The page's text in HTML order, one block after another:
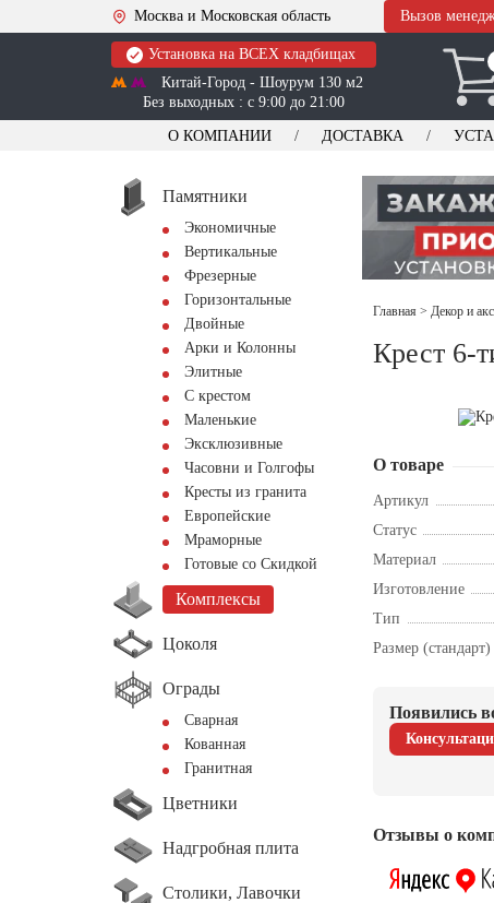
Москва и Московская область Вызов
Установка на ВСЕХ кладбищах
Китай-Город - Шоурум 130 м2
Без выходных : с 9:00 до 21:00
О КОМПАНИИ ДОСТАВКА
Памятники
Экономичные
Вертикальные
Фрезерные
Горизонтальные
Двойные
Арки и Колонны
Элитные
С крестом
Маленькие
Эксклюзивные
Часовни и Голгофы
Кресты из гранита
Европейские
Мраморные
Готовые со Скидкой
Комплексы
Цоколя
Ограды
Сварная
Кованная
Гранитная
Цветники
Надгробная плита
Столики, Лавочки
Главная > Декор и
Крест 6-
О товаре
Артикул
Статус
Материал
Изготовление
Тип
Размер (стандарт)
Появились
Отзывы о